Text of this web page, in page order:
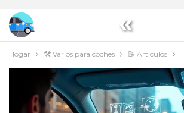
«
Hogar 🛠️ Varios para coches 📝 Artículos